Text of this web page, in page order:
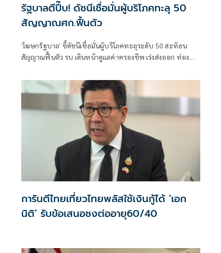
รัฐบาลตีปี๊บ! ดัชนีเชื่อมั่นผู้บริโภคทะลุ 50
สัญญาณศก.ฟื้นตัว
'โฆษกรัฐบาล' ชี้ดัชนีเชื่อมั่นผู้บริโภคทะลุระดับ 50 สะท้อน
สัญญาณฟื้นตัว รบ.เดินหน้าดูแลค่าครองชีพ เร่งส่งออก ท่อง
การันตีไทยเที่ยวไทยพลัสใช้เงินกู้ได้ ‘เอก
นิติ’ รับข้อเสนอชงต่ออายุ60/40